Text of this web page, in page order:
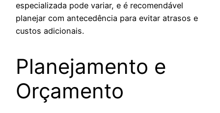
especializada pode variar, e é recomendável
planejar com antecedência para evitar atrasos e
custos adicionais.
Planejamento e
Orçamento